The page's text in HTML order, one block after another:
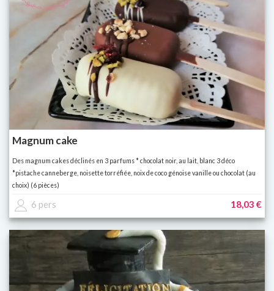
Magnum cake
Des magnum cakes déclinés en 3 parfums * chocolat noir, au lait, blanc 3 déco
*pistache canneberge, noisette torréfiée, noix de coco génoise vanille ou chocolat (au
choix) (6 pièces)
6 pers 18,03 €